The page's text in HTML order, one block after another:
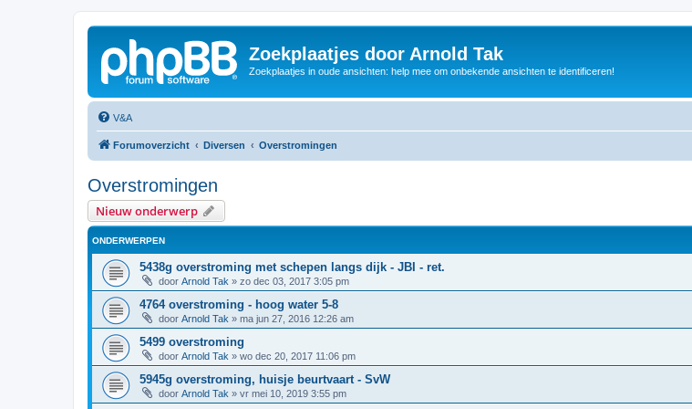
Zoekplaatjes door Arnold Tak
Zoekplaatjes in oude ansichten: help mee om onbekende ansichten te identificeren!
V&A
Forumoverzicht Diversen Overstromingen
Overstromingen
Nieuw onderwerp
ONDERWERPEN
5438g overstroming met schepen langs dijk - JBI - ret.
door Arnold Tak » zo dec 03, 2017 3:05 pm
4764 overstroming - hoog water 5-8
door Arnold Tak » ma jun 27, 2016 12:26 am
5499 overstroming
door Arnold Tak » wo dec 20, 2017 11:06 pm
5945g overstroming, huisje beurtvaart - SvW
door Arnold Tak » vr mei 10, 2019 3:55 pm